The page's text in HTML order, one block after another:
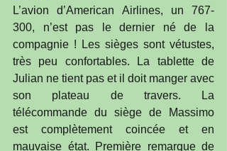
L’avion d’American Airlines, un 767-
300, n’est pas le dernier né de la
compagnie ! Les sièges sont vétustes,
très peu confortables. La tablette de
Julian ne tient pas et il doit manger avec
son plateau de travers. La
télécommande du siège de Massimo
est complètement coincée et en
mauvaise état. Première remarque de